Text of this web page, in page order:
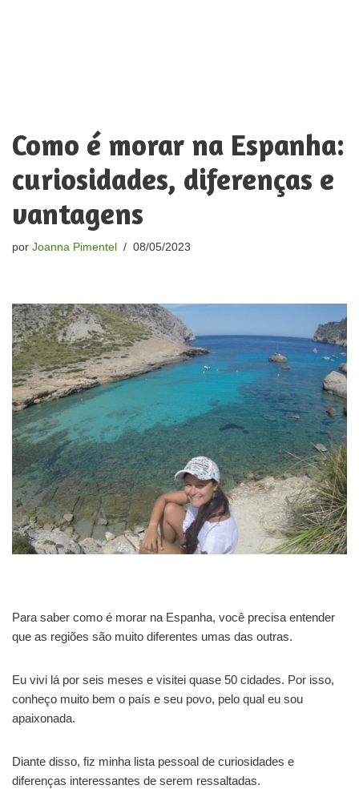
Como é morar na Espanha:
curiosidades, diferenças e
vantagens
por Joanna Pimentel 08/05/2023
Para saber como é morar na Espanha, você precisa entender
que as regiões são muito diferentes umas das outras.
Eu vivi lá por seis meses e visitei quase 50 cidades. Por isso,
conheço muito bem o país e seu povo, pelo qual eu sou
apaixonada.
Diante disso, fiz minha lista pessoal de curiosidades e
diferenças interessantes de serem ressaltadas.